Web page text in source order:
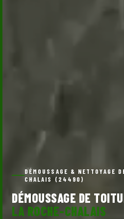
DÉMOUSSAGE & NETTOYAGE
CHALAIS (24490)
DÉMOUSSAGE DE
LA ROCHE-CHALAIS